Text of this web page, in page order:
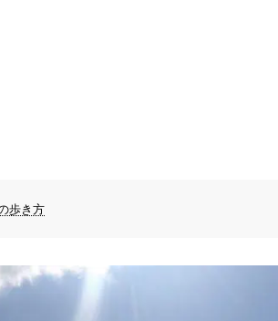
歩き方